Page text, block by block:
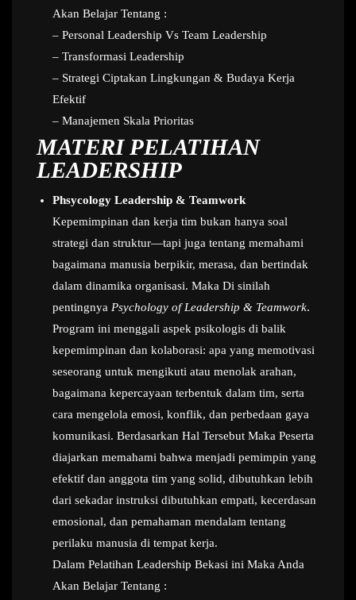
Akan Belajar Tentang :
– Personal Leadership Vs Team Leadership
– Transformasi Leadership
– Strategi Ciptakan Lingkungan & Budaya Kerja
Efektif
– Manajemen Skala Prioritas
MATERI PELATIHAN
LEADERSHIP
Phsycology Leadership & Teamwork
Kepemimpinan dan kerja tim bukan hanya soal
strategi dan struktur—tapi juga tentang memahami
bagaimana manusia berpikir, merasa, dan bertindak
dalam dinamika organisasi. Maka Di sinilah
pentingnya Psychology of Leadership & Teamwork.
Program ini menggali aspek psikologis di balik
kepemimpinan dan kolaborasi: apa yang memotivasi
seseorang untuk mengikuti atau menolak arahan,
bagaimana kepercayaan terbentuk dalam tim, serta
cara mengelola emosi, konflik, dan perbedaan gaya
komunikasi. Berdasarkan Hal Tersebut Maka Peserta
diajarkan memahami bahwa menjadi pemimpin yang
efektif dan anggota tim yang solid, dibutuhkan lebih
dari sekadar instruksi dibutuhkan empati, kecerdasan
emosional, dan pemahaman mendalam tentang
perilaku manusia di tempat kerja.
Dalam Pelatihan Leadership Bekasi ini Maka Anda
Akan Belajar Tentang :